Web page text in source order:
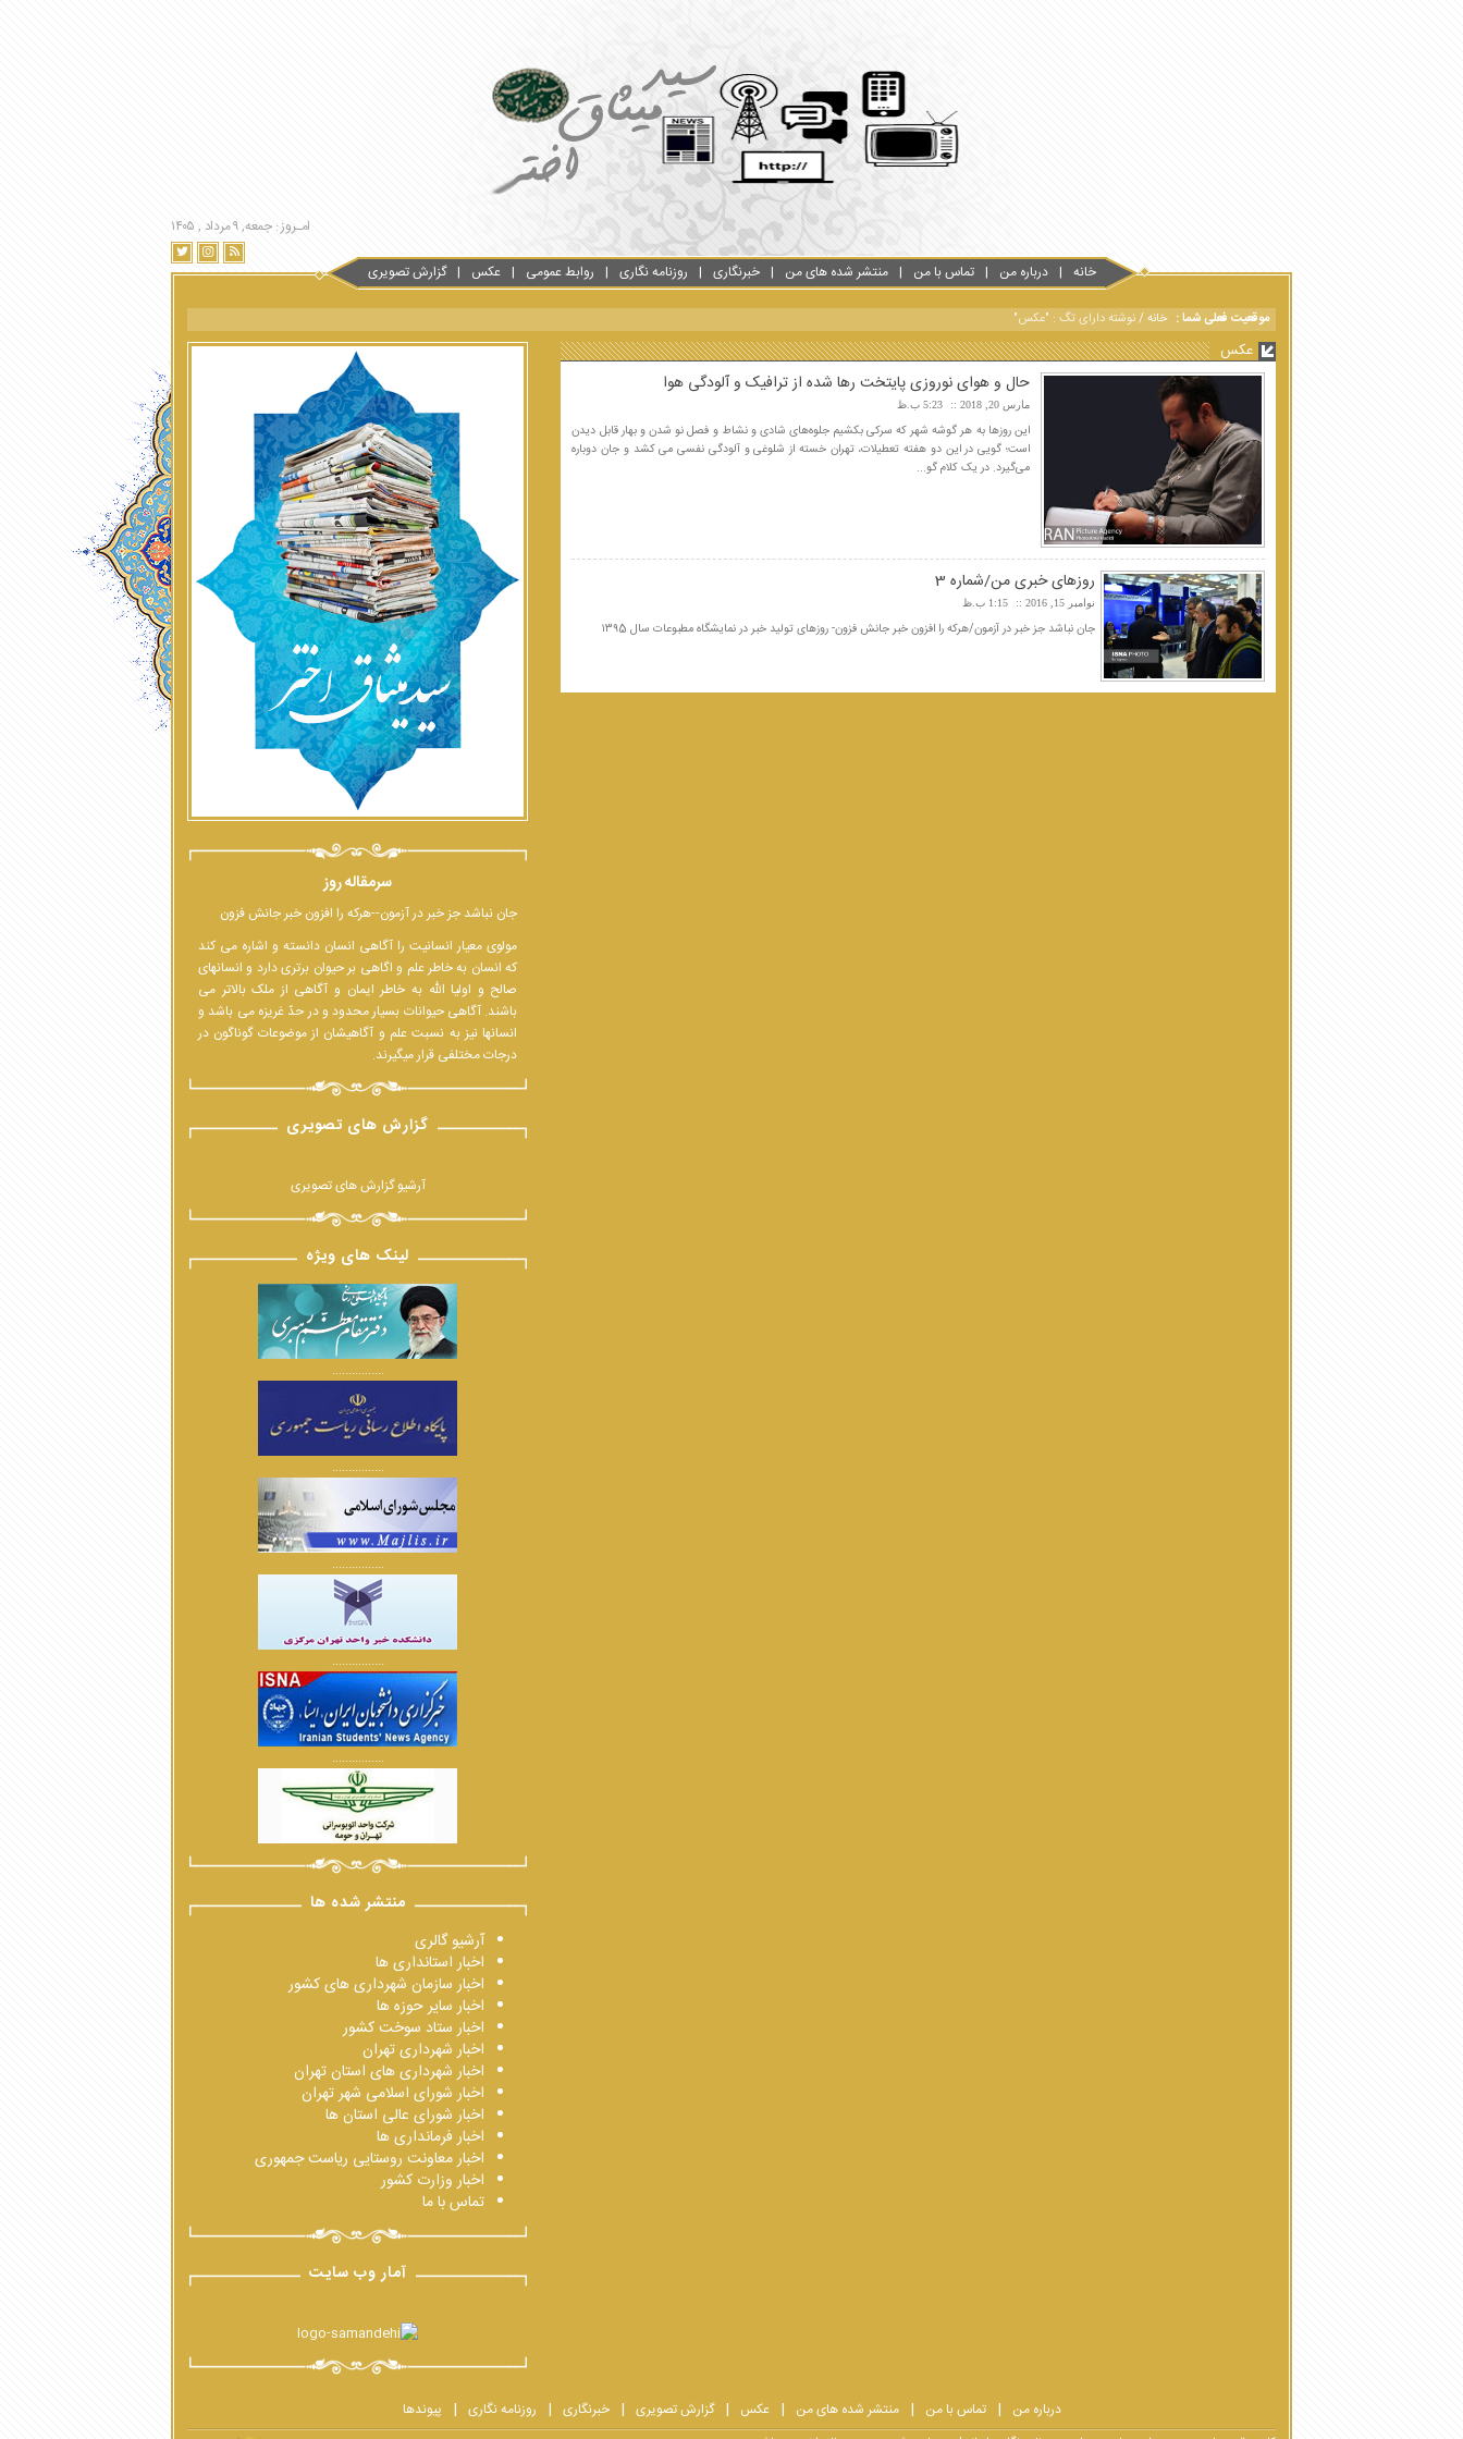
امـروز : جمعه, ۹ مرداد , ۱۴۰۵
خانه درباره من تماس با من منتشر شده های من خبرنگاری روزنامه نگاری روابط عمومی عکس گزارش تصویری
موقعیت فعلی شما : خانه/نوشته دارای تگ : "عکس"
عکس
حال و هوای نوروزی پایتخت رها شده از ترافیک و آلودگی هوا
مارس 20, 2018 5:23 ب.ظ
این روزها به هر گوشه شهر که سرکی بکشیم جلوه‌های شادی و نشاط و فصل نو شدن و بهار قابل دیدن
است؛ گویی در این دو هفته تعطیلات، تهران خسته از شلوغی و آلودگی نفسی می کشد و جان دوباره
می‌گیرد. در یک کلام گو...
روزهای خبری من/شماره 3
نوامبر 15, 2016 1:15 ب.ظ
جان نباشد جز خبر در آزمون/هرکه را افزون خبر جانش فزون- روزهای تولید خبر در نمایشگاه مطبوعات سال ۱۳۹5
سرمقاله روز
جان نباشد جز خبر در آزمون--هرکه را افزون خبر جانش فزون
مولوی معیار انسانیت را آگاهی انسان دانسته و اشاره می کند
که انسان به خاطر علم و اگاهی بر حیوان برتری دارد و انسانهای
صالح و اولیا الله به خاطر ایمان و آگاهی از ملک بالاتر می
باشند. آگاهی حیوانات بسیار محدود و در حدّ غریزه می باشد و
انسانها نیز به نسبت علم و آگاهیشان از موضوعات گوناگون در
درجات مختلفی قرار میگیرند.
گزارش های تصویری
آرشیو گزارش های تصویری
لینک های ویژه
................
................
................
................
................
منتشر شده ها
آرشیو گالری
اخبار استانداری ها
اخبار سازمان شهرداری های کشور
اخبار سایر حوزه ها
اخبار ستاد سوخت کشور
اخبار شهرداری تهران
اخبار شهرداری های استان تهران
اخبار شورای اسلامی شهر تهران
اخبار شورای عالی استان ها
اخبار فرمانداری ها
اخبار معاونت روستایی ریاست جمهوری
اخبار وزارت کشور
تماس با ما
آمار وب سایت
درباره من تماس با من منتشر شده های من عکس گزارش تصویری خبرنگاری روزنامه نگاری پیوندها